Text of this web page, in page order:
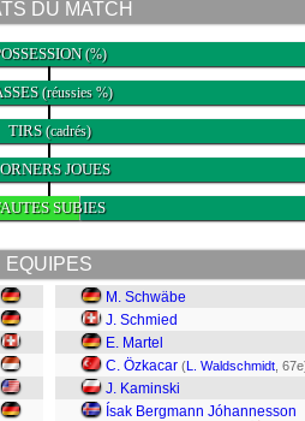
DU MATCH
(%)
(réussies %)
TIRS(cadrés)
JOUES
SUBIES
EQUIPES
M. Schwäbe
J. Schmied
E. Martel
C. Özkacar (L. Waldschmidt ,
J. Kaminski
Ísak Bergmann Jóhannesson